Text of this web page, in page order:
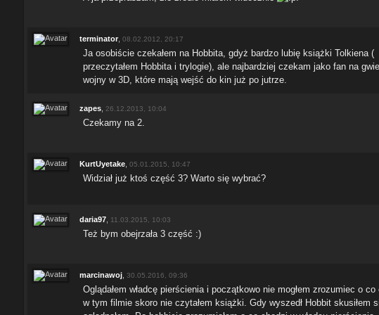
terminator 08.02.2012, 20:17
Ja osobiście czekałem na Hobbita, gdyż bardzo lubię książki Tolkiena (
przeczytałem Hobbita i trylogie), ale najbardziej czekam jako fan na
wojny w 3D, które mają wejść do kin już po jutrze.
zapes 26.12.2013, 10:04
Czekamy na 2.
KurtUyetake 05.01.2015, 10:47
Widział już ktoś część 3? Warto się wybrać?
daria97 11.03.2015, 10:03
Też bym obejrzała 3 część :)
marcinawoj 30.05.2016, 09:36
Oglądałem władcę pierścienia i początkowo nie mogłem zrozumiec o co
w tym filmie skoro nie czytałem książki. Gdy wyszedł Hobbit skusiłem